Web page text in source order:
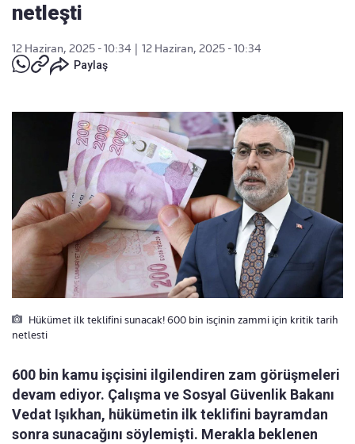
netleşti
12 Haziran, 2025 - 10:34
12 Haziran, 2025 - 10:34
Paylaş
Hükümet ilk teklifini sunacak! 600 bin isçinin zammi için kritik tarih
netlesti
600 bin kamu işçisini ilgilendiren zam görüşmeleri
devam ediyor. Çalışma ve Sosyal Güvenlik Bakanı
Vedat Işıkhan, hükümetin ilk teklifini bayramdan
sonra sunacağını söylemişti. Merakla beklenen